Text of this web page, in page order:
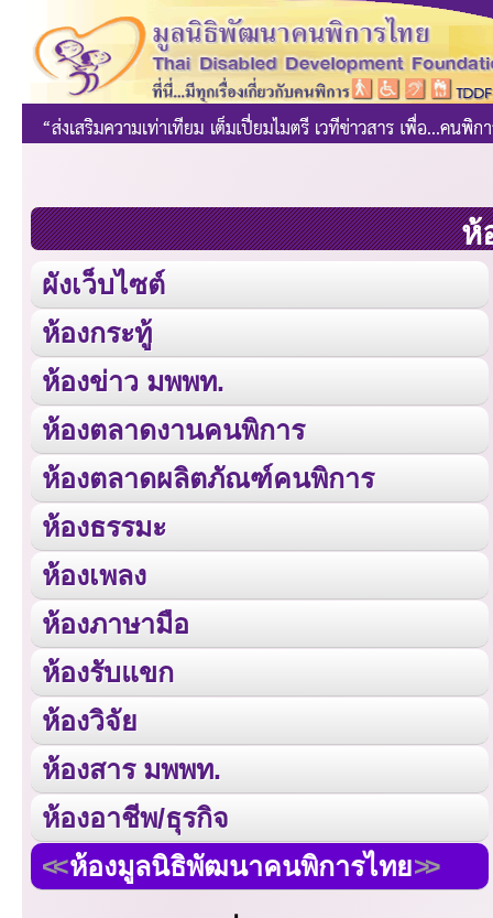
ห้
ผังเว็บไซต์
ห้องกระทู้
ห้องข่าว มพพท.
ห้องตลาดงานคนพิการ
ห้องตลาดผลิตภัณฑ์คนพิการ
ห้องธรรมะ
ห้องเพลง
ห้องภาษามือ
ห้องรับแขก
ห้องวิจัย
ห้องสาร มพพท.
ห้องอาชีพ/ธุรกิจ
ห้องมูลนิธิพัฒนาคนพิการไทย